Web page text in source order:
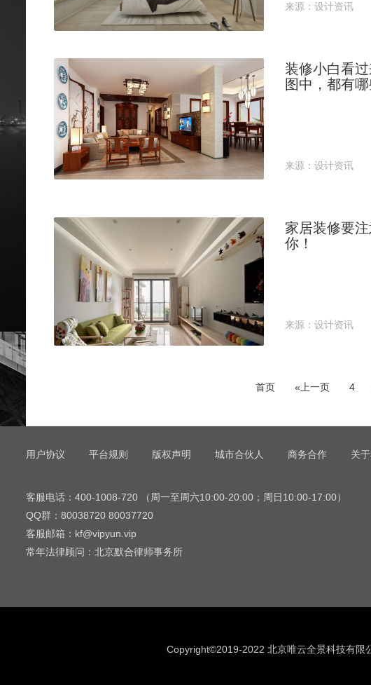
来源：设计资讯
装修小白看
图中，都有
来源：设计资讯
家居装修要
你！
来源：设计资讯
首页 «上一页 4
用户协议 平台规则 版权声明 城市合伙人 商务合作 关
客服电话：400-1008-720 （周一至周六10:00-20:00；周日10:00-17:00）
QQ群：80038720 80037720
客服邮箱：kf@vipyun.vip
常年法律顾问：北京默合律师事务所
Copyright©2019-2022 北京唯云全景科技有限